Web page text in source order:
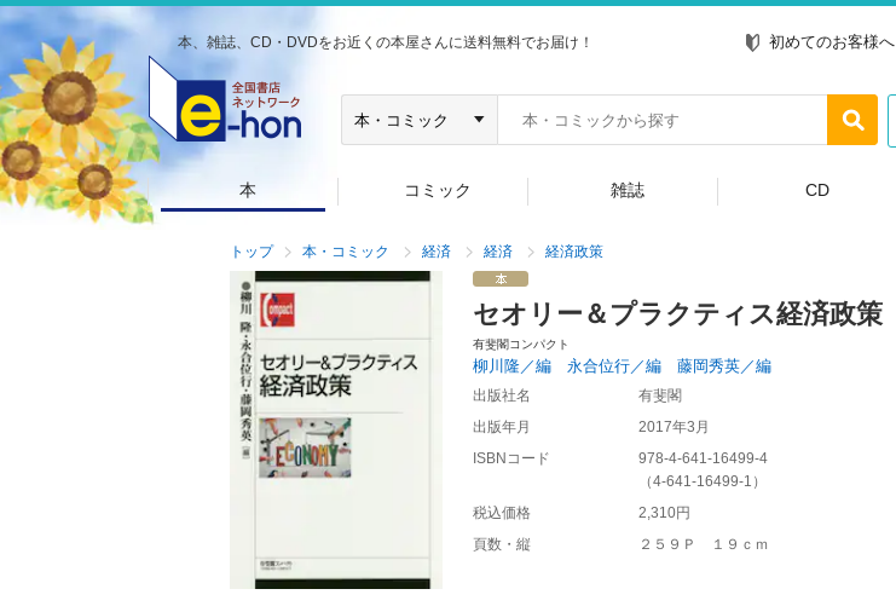
本、雑誌、CD・DVDをお近くの本屋さんに送料無料でお届け！ 初めてのお客様へ
本 コミック 雑誌 CD
トップ 本・コミック 経済 経済 経済政策
セオリー＆プラクティス経済政策
有斐閣コンパクト
柳川隆／編 永合位行／編 藤岡秀英／編
出版社名
有斐閣
出版年月
2017年3月
ISBNコード
978-4-641-16499-4
（4-641-16499-1 ）
税込価格
2,310円
頁数・縦
２５９Ｐ １９ｃｍ